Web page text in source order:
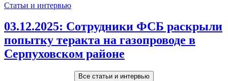
Статьи и интервью
03.12.2025: Сотрудники ФСБ раскрыли
попытку теракта на газопроводе в
Серпуховском районе
Все статьи и интервью